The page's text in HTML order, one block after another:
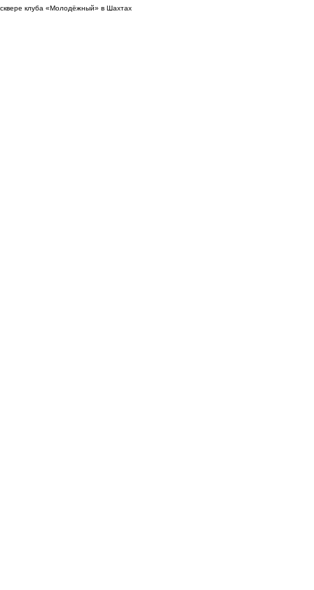
сквере клуба «Молодёжный» в Шахтах